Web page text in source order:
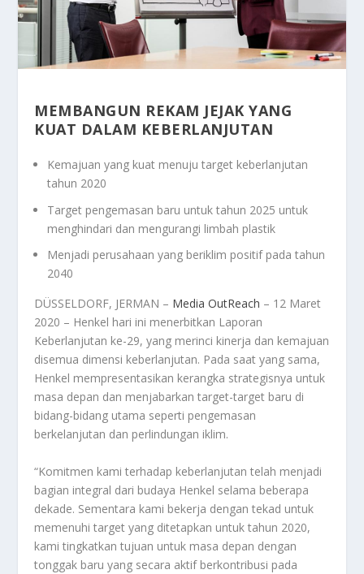
MEMBANGUN REKAM JEJAK YANG
KUAT DALAM KEBERLANJUTAN
Kemajuan yang kuat menuju target keberlanjutan
tahun 2020
Target pengemasan baru untuk tahun 2025 untuk
menghindari dan mengurangi limbah plastik
Menjadi perusahaan yang beriklim positif pada tahun
2040
DÜSSELDORF, JERMAN – Media OutReach – 12 Maret
2020 – Henkel hari ini menerbitkan Laporan
Keberlanjutan ke-29, yang merinci kinerja dan kemajuan
disemua dimensi keberlanjutan. Pada saat yang sama,
Henkel mempresentasikan kerangka strategisnya untuk
masa depan dan menjabarkan target-target baru di
bidang-bidang utama seperti pengemasan
berkelanjutan dan perlindungan iklim.
“Komitmen kami terhadap keberlanjutan telah menjadi
bagian integral dari budaya Henkel selama beberapa
dekade. Sementara kami bekerja dengan tekad untuk
memenuhi target yang ditetapkan untuk tahun 2020,
kami tingkatkan tujuan untuk masa depan dengan
tonggak baru yang secara aktif berkontribusi pada